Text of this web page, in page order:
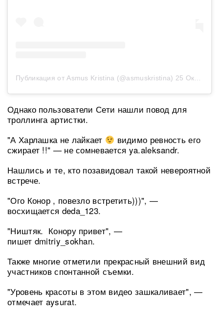
Публикация от Asmus Kristina (@asmuskristina) 25 Окт 2019 в 3:03 PDT
Однако пользователи Сети нашли повод для
троллинга артистки.
"А Харлашка не лайкает
видимо ревность его
сжирает !!" — не сомневается ya.aleksandr.
Нашлись и те, кто позавидовал такой невероятной
встрече.
"Ого Конор , повезло встретить)))", —
восхищается deda_123.
"Ништяк. Конору привет", —
пишет dmitriy_sokhan.
Также многие отметили прекрасный внешний вид
участников спонтанной съемки.
"Уровень красоты в этом видео зашкаливает", —
отмечает aysurat.